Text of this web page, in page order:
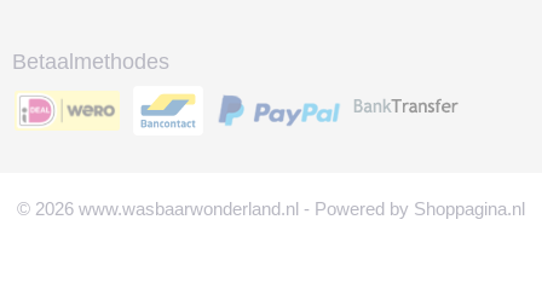
Betaalmethodes
© 2026 www.wasbaarwonderland.nl - Powered by Shoppagina.nl